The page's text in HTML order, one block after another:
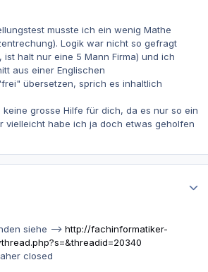
musste ich ein wenig Mathe
Logik war nicht so gefragt
ist halt nur eine 5 Mann Firma) und ich
aus einer Englischen
übersetzen, sprich es inhaltlich
keine grosse Hilfe für dich, da es nur so ein
vielleicht habe ich ja doch etwas geholfen
siehe --> http://fachinformatiker-
closed